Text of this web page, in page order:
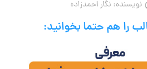
نویسنده:نگار احمدزاده
را هم حتما بخوانید: